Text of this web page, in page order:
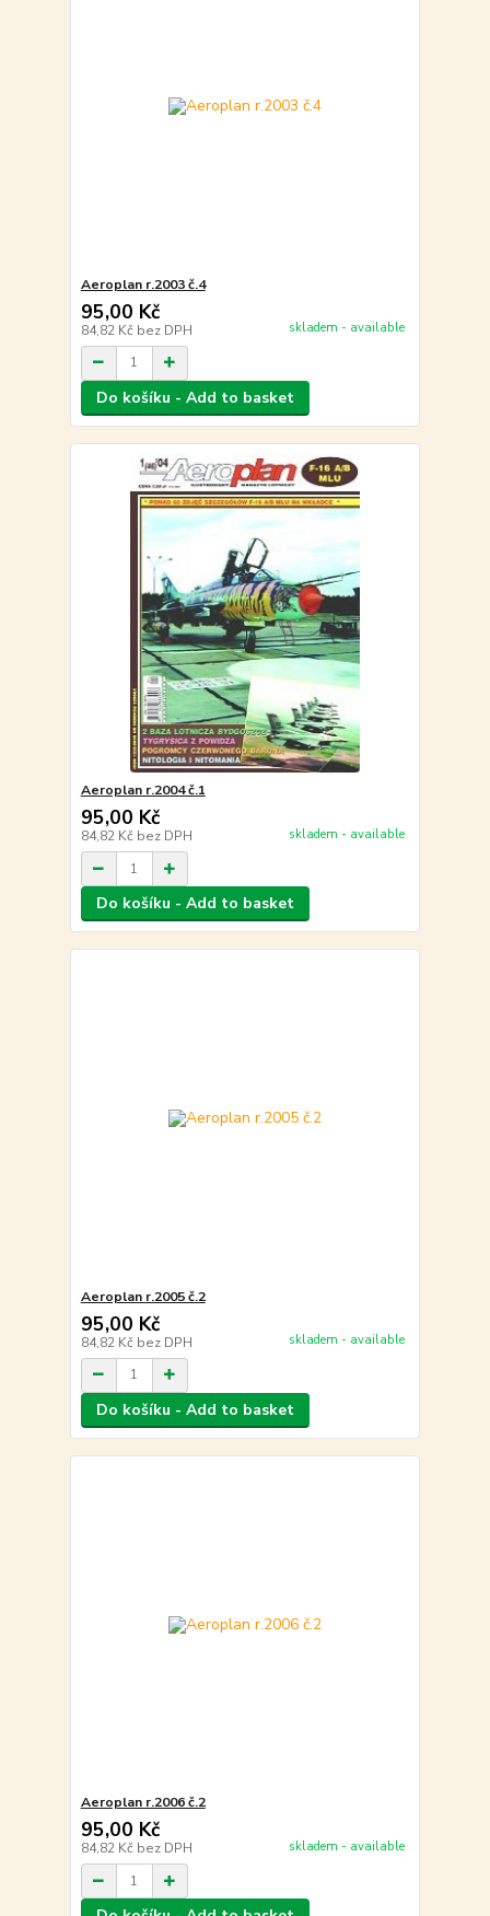
Aeroplan r.2003 č.4
95,00 Kč
84,82 Kč bez DPH skladem - available
Do košíku - Add to basket
Aeroplan r.2004 č.1
95,00 Kč
84,82 Kč bez DPH skladem - available
Do košíku - Add to basket
Aeroplan r.2005 č.2
95,00 Kč
84,82 Kč bez DPH skladem - available
Do košíku - Add to basket
Aeroplan r.2006 č.2
95,00 Kč
84,82 Kč bez DPH skladem - available